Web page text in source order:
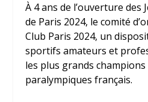
À 4 ans de l’ouverture des
de Paris 2024, le comité
Club Paris 2024, un
sportifs amateurs et
les plus grands
paralympiques français.